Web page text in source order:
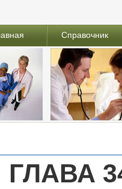
Справочник
ГЛАВА